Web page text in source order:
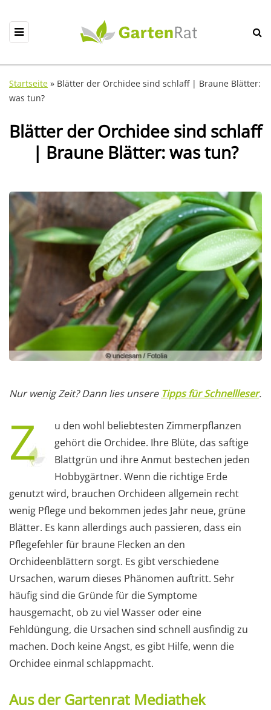
Startseite » Blätter der Orchidee sind schlaff | Braune Blätter:
was tun?
Blätter der Orchidee sind schlaff
| Braune Blätter: was tun?
Nur wenig Zeit? Dann lies unsere Tipps für Schnellleser.
Z
u den wohl beliebtesten Zimmerpflanzen
gehört die Orchidee. Ihre Blüte, das saftige
Blattgrün und ihre Anmut bestechen jeden
Hobbygärtner. Wenn die richtige Erde
genutzt wird, brauchen Orchideen allgemein recht
wenig Pflege und bekommen jedes Jahr neue, grüne
Blätter. Es kann allerdings auch passieren, dass ein
Pflegefehler für braune Flecken an den
Orchideenblättern sorgt. Es gibt verschiedene
Ursachen, warum dieses Phänomen auftritt. Sehr
häufig sind die Gründe für die Symptome
hausgemacht, ob zu viel Wasser oder eine
Fehldüngung, die Ursachen sind schnell ausfindig zu
machen. Doch keine Angst, es gibt Hilfe, wenn die
Orchidee einmal schlappmacht.
Aus der Gartenrat Mediathek